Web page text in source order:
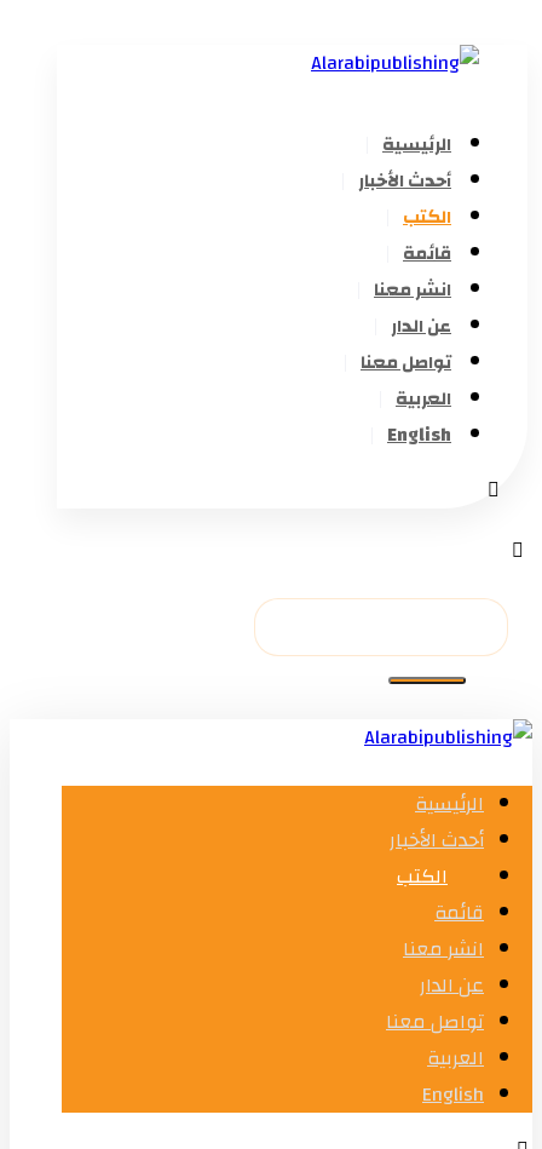
الرئيسية
أحدث الأخبار
الكتب
قائمة
انشر معنا
عن الدار
تواصل معنا
العربية
English
الرئيسية
أحدث الأخبار
الكتب
قائمة
انشر معنا
عن الدار
تواصل معنا
العربية
English